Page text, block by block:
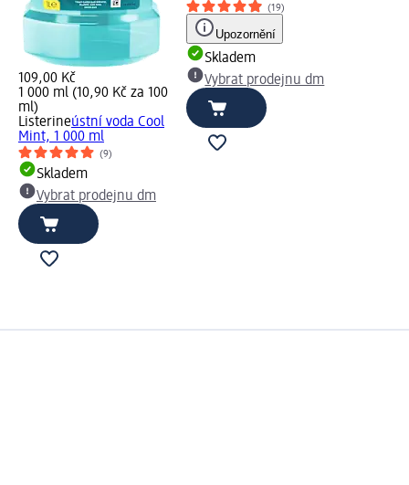
109,00 Kč
1 000 ml (10,90 Kč za 100
ml)
Listerineústní voda Cool
Mint, 1 000 ml
(9)
Skladem
Vybrat prodejnu dm
(19)
Upozornění
Skladem
Vybrat prodejnu dm